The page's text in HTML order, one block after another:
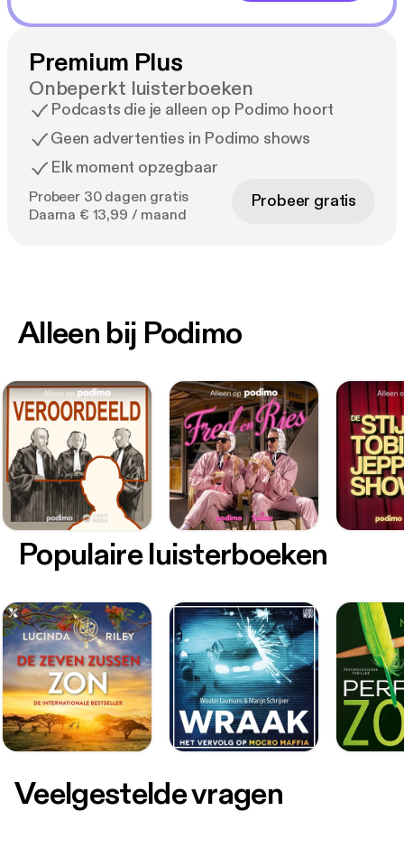
Premium Plus
Onbeperkt luisterboeken
Podcasts die je alleen op Podimo hoort
Geen advertenties in Podimo shows
Elk moment opzegbaar
Probeer 30 dagen gratis
Daarna € 13,99 / maand
Probeer gratis
Alleen bij Podimo
Populaire luisterboeken
Veelgestelde vragen